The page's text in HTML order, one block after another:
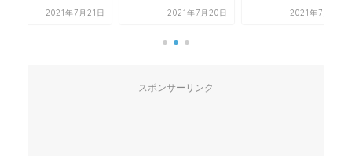
2021年7月21日 2021年7月20日 2021年7月20日
スポンサーリンク